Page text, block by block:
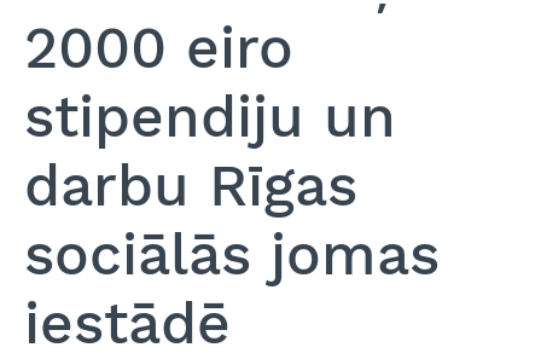
2000 eiro
stipendiju un
darbu Rīgas
sociālās jomas
iestādē